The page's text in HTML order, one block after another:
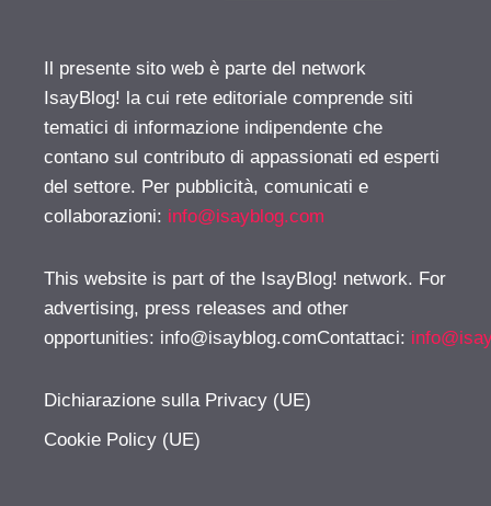
Il presente sito web è parte del network
IsayBlog! la cui rete editoriale comprende siti
tematici di informazione indipendente che
contano sul contributo di appassionati ed esperti
del settore. Per pubblicità, comunicati e
collaborazioni: info@isayblog.com
This website is part of the IsayBlog! network. For
advertising, press releases and other
opportunities: info@isayblog.comContattaci:
Dichiarazione sulla Privacy (UE)
Cookie Policy (UE)